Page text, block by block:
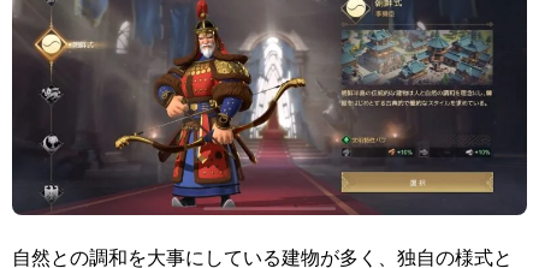
自然との調和を大事にしている建物が多く、独自の様式と